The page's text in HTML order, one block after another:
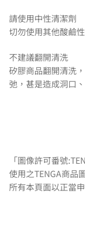
請使用中性清潔劑
切勿使用其他酸鹼
不建議翻開清洗
矽膠商品翻開清洗
弛，甚是造成洞口
「圖像許可番號
使用之TENGA商品
所有本頁面以正當